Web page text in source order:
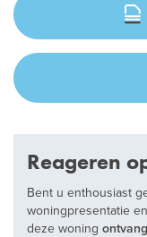
Reageren
Bent u enthousiast
woningpresentatie
deze woning